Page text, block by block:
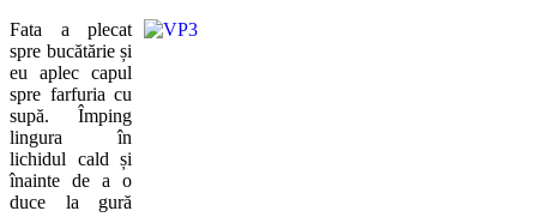
Fata a plecat
spre bucătărie și
eu aplec capul
spre farfuria cu
supă. Împing
lingura în
lichidul cald și
înainte de a o
duce la gură